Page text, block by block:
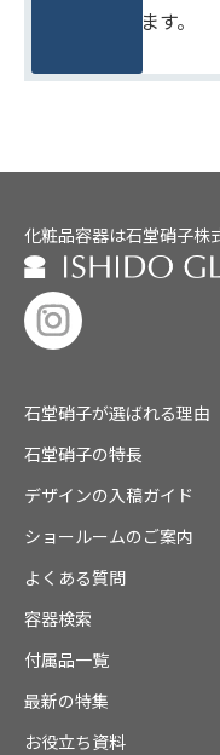
りをめざします。
化粧品容器は石堂硝子株
石堂硝子が選ばれる理由
石堂硝子の特長
デザインの入稿ガイド
ショールームのご案内
よくある質問
容器検索
付属品一覧
最新の特集
お役立ち資料